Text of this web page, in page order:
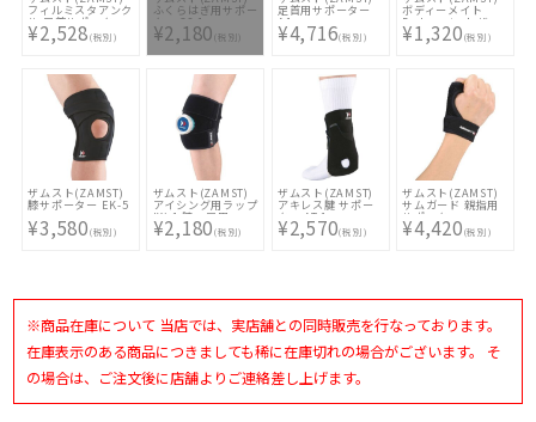
フィルミスタアンク
ル 足首サポーター
¥2,528(税別)
ふくらはぎ用サポー
ター CS-1
¥2,180(税別)
足首用サポーター
A1
¥4,716(税別)
ボディーメイト
Bodymate ヒザ
(ヒザ用サポーター
左右兼用)
¥1,320(税別)
ザムスト(ZAMST)
膝サポーター EK-5
¥3,580(税別)
ザムスト(ZAMST)
アイシング用ラップ
IW-1 腕・足用
¥2,180(税別)
ザムスト(ZAMST)
アキレス腱 サポー
ター AT-1
¥2,570(税別)
ザムスト(ZAMST)
サムガード 親指用
サポーター
¥4,420(税別)
※商品在庫について 当店では、実店舗との同時販売を行なっております。
在庫表示のある商品につきましても稀に在庫切れの場合がございます。 そ
の場合は、ご注文後に店舗よりご連絡差し上げます。